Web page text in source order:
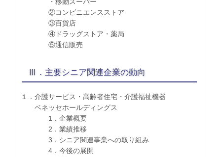
・移動スーパー
②コンビニエンスストア
③百貨店
④ドラッグストア・薬局
⑤通信販売
Ⅲ．主要シニア関連企業の動向
１．介護サービス・高齢者住宅・介護福祉機器
ベネッセホールディングス
1．企業概要
2．業績推移
3．シニア関連事業への取り組み
4．今後の展開